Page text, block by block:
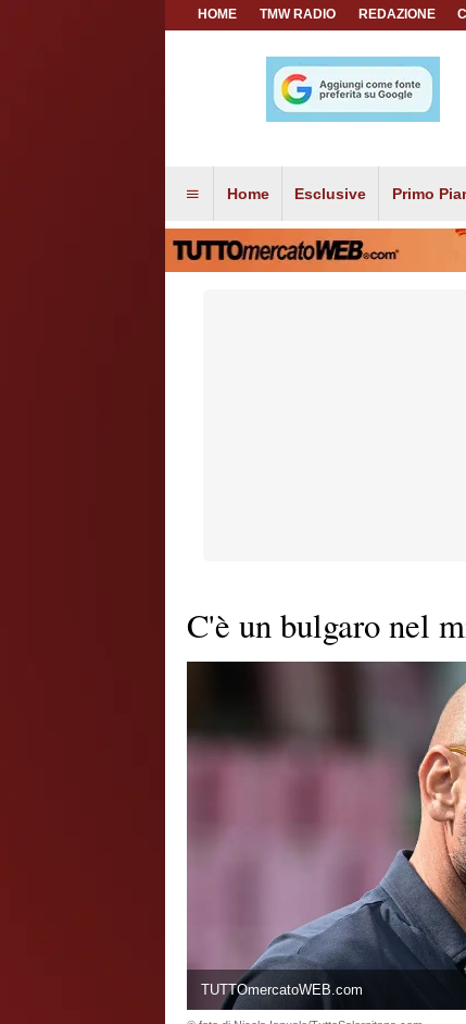
HOME TMW RADIO REDAZIONE
Home Esclusive Primo
C'è un bulgaro nel
TUTTOmercatoWEB.com